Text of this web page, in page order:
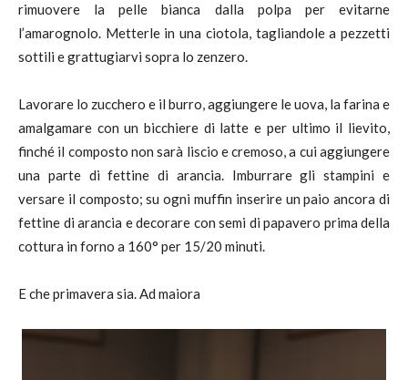
rimuovere la pelle bianca dalla polpa per evitarne
l’amarognolo. Metterle in una ciotola, tagliandole a pezzetti
sottili e grattugiarvi sopra lo zenzero.
Lavorare lo zucchero e il burro, aggiungere le uova, la farina e
amalgamare con un bicchiere di latte e per ultimo il lievito,
finché il composto non sarà liscio e cremoso, a cui aggiungere
una parte di fettine di arancia. Imburrare gli stampini e
versare il composto; su ogni muffin inserire un paio ancora di
fettine di arancia e decorare con semi di papavero prima della
cottura in forno a 160° per 15/20 minuti.
E che primavera sia. Ad maiora